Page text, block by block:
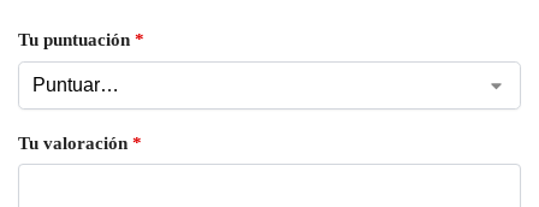
Tu puntuación *
Tu valoración *